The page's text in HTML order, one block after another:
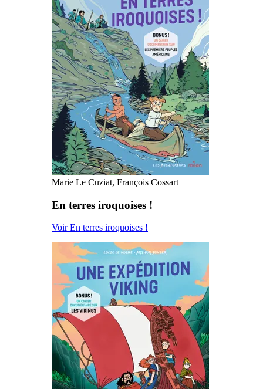
Marie Le Cuziat, François Cossart
En terres iroquoises !
Voir En terres iroquoises !